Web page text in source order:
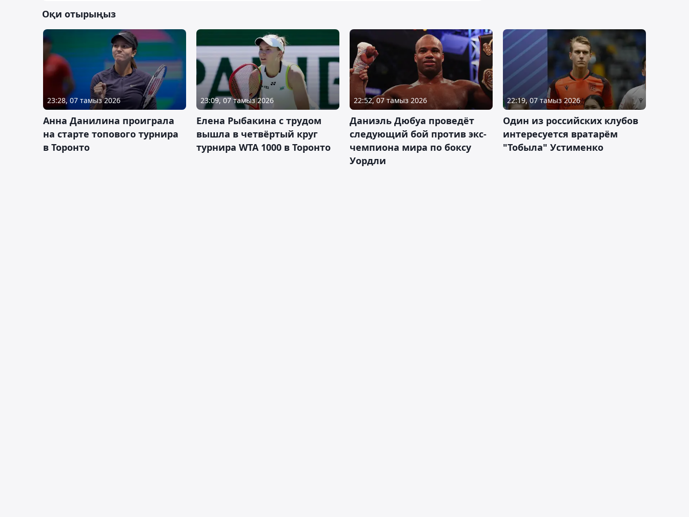
Оқи отырыңыз
23:28, 07 тамыз 2026
Анна Данилина проиграла
на старте топового турнира
в Торонто
23:09, 07 тамыз 2026
Елена Рыбакина с трудом
вышла в четвёртый круг
турнира WTA 1000 в Торонто
22:52, 07 тамыз 2026
Даниэль Дюбуа проведёт
следующий бой против экс-
чемпиона мира по боксу
Уордли
22:19, 07 тамыз 2026
Один из российских клубов
интересуется вратарём
"Тобыла" Устименко